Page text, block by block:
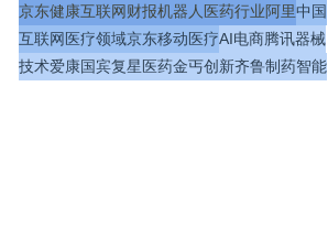
京东健康互联网财报机器人 医药行业阿里中国
互联网医疗领域京东移动医疗AI电商腾讯器械
技术爱康国宾复星医药金丐创新齐鲁制药智能